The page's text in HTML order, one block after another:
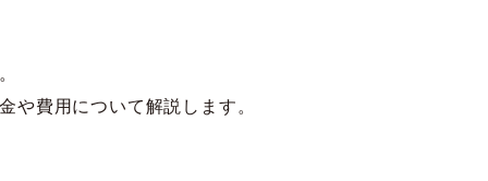
や費用について解説します。